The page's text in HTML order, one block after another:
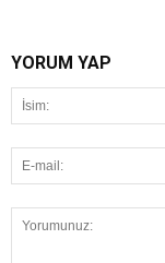
YORUM YAP